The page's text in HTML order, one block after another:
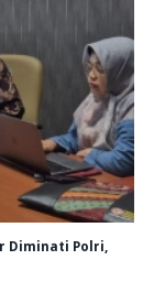
Diminati Polri,